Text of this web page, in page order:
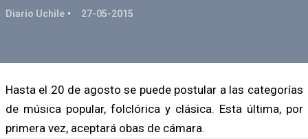
Diario Uchile 27-05-2015
Hasta el 20 de agosto se puede postular a las categorías
de música popular, folclórica y clásica. Esta última, por
primera vez, aceptará obas de cámara.